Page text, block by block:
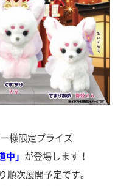
様限定プライズ
中」 が登場します！
順次展開予定です。